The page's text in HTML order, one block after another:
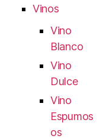
Vinos
Vino
Blanco
Vino
Dulce
Vino
Espumos
os